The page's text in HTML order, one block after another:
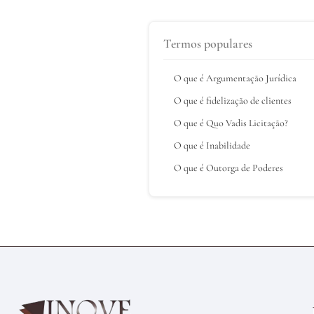
Termos populares
O que é Argumentação Jurídica
O que é fidelização de clientes
O que é Quo Vadis Licitação?
O que é Inabilidade
O que é Outorga de Poderes